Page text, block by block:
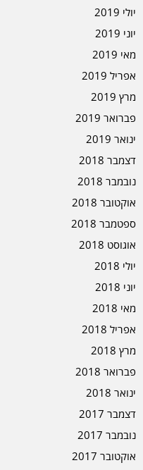
יולי 2019
יוני 2019
מאי 2019
אפריל 2019
מרץ 2019
פברואר 2019
ינואר 2019
דצמבר 2018
נובמבר 2018
אוקטובר 2018
ספטמבר 2018
אוגוסט 2018
יולי 2018
יוני 2018
מאי 2018
אפריל 2018
מרץ 2018
פברואר 2018
ינואר 2018
דצמבר 2017
נובמבר 2017
אוקטובר 2017